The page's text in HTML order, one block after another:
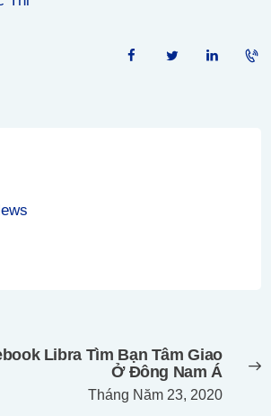
Next
post:
Libra Tìm Bạn Tâm Giao
Ở Đông Nam Á
Tháng Năm 23, 2020